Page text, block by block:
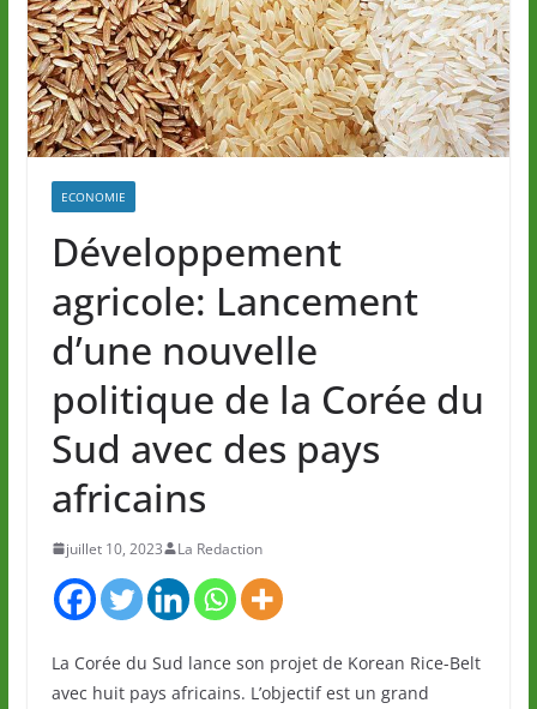
ECONOMIE
Développement
agricole: Lancement
d’une nouvelle
politique de la Corée du
Sud avec des pays
africains
juillet 10, 2023 La Redaction
La Corée du Sud lance son projet de Korean Rice-Belt
avec huit pays africains. L’objectif est un grand